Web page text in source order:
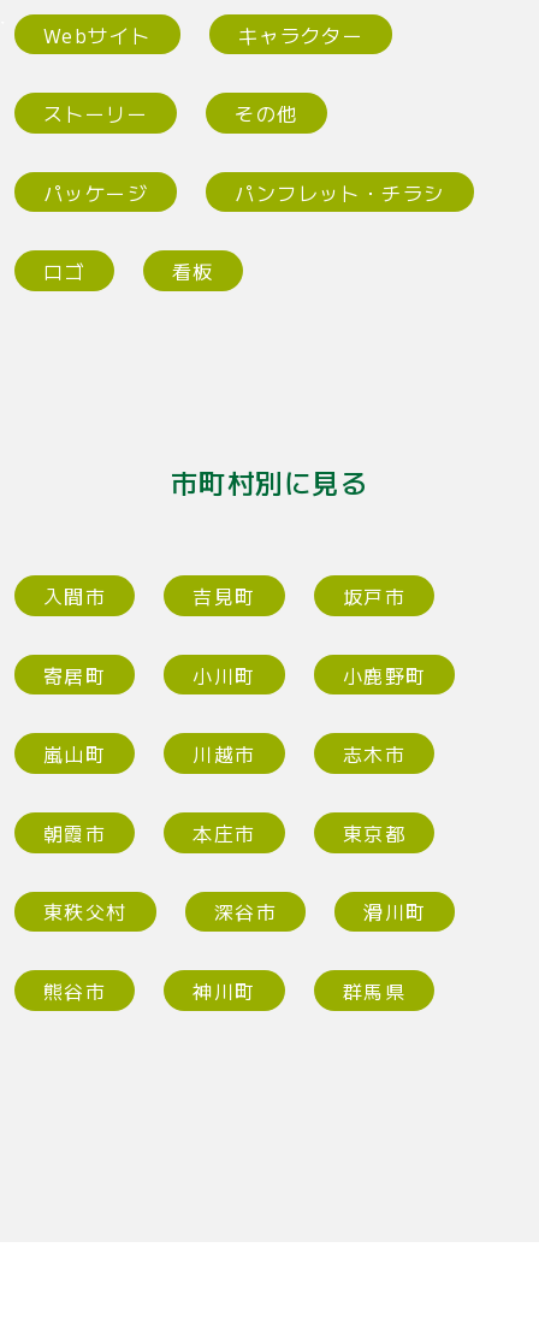
Webサイト キャラクター
ストーリー その他
パッケージ パンフレット・チラシ
ロゴ 看板
市町村別に見る
入間市 吉見町 坂戸市
寄居町 小川町 小鹿野町
嵐山町 川越市 志木市
朝霞市 本庄市 東京都
東秩父村 深谷市 滑川町
熊谷市 神川町 群馬県